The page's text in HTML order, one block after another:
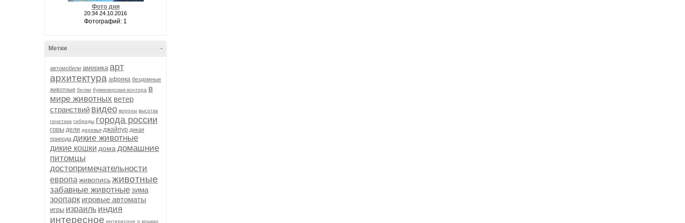
Фото дня
20:34 24.10.2016
Фотографий: 1
-
Метки
автомобили америка арт
архитектура африка бездомные
животные белки букмекерская контора в
мире животных ветер
странствий видео вороны высотка
генетика гибриды города россии
горы дели деревья джайпур дикая
природа дикие животные
дикие кошки дома домашние
питомцы
достопримечательности
европа живописьживотные
забавные животныезима
зоопарк игровые автоматы
игры израиль индия
интересное интересное о кошках